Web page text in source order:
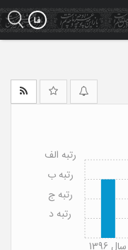
سال 1396
رتبه د
رتبه ج
رتبه ب
رتبه الف